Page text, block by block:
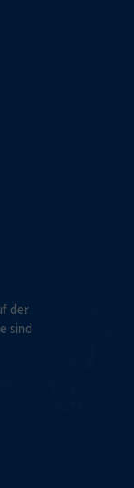
der
sind